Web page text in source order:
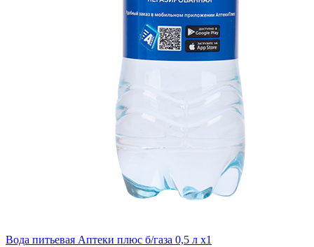
Вода питьевая Аптеки плюс б/газа 0,5 л x1